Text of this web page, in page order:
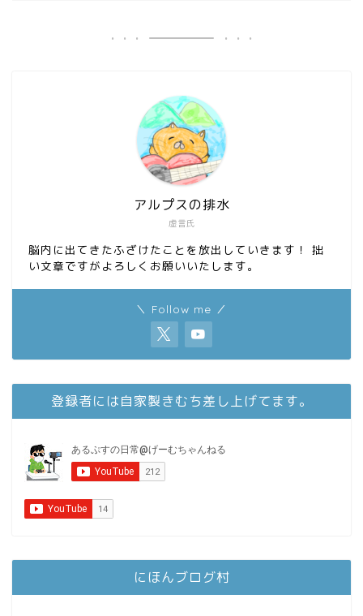
虚言氏
アルプスの排水
脳内に出てきたふざけたことを放出していきます！ 拙
い文章ですがよろしくお願いいたします。
＼ Follow me ／
登録者には自家製きむち差し上げてます。
にほんブログ村